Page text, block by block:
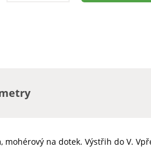
na dotek. Výstřih do V.